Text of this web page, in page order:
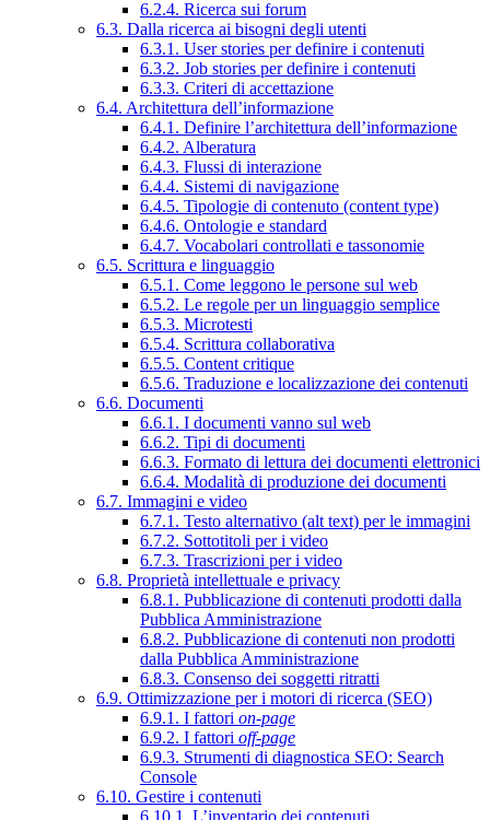
6.2.4. Ricerca sui forum
6.3. Dalla ricerca ai bisogni degli utenti
6.3.1. User stories per definire i contenuti
6.3.2. Job stories per definire i contenuti
6.3.3. Criteri di accettazione
6.4. Architettura dell’informazione
6.4.1. Definire l’architettura dell’informazione
6.4.2. Alberatura
6.4.3. Flussi di interazione
6.4.4. Sistemi di navigazione
6.4.5. Tipologie di contenuto (content type)
6.4.6. Ontologie e standard
6.4.7. Vocabolari controllati e tassonomie
6.5. Scrittura e linguaggio
6.5.1. Come leggono le persone sul web
6.5.2. Le regole per un linguaggio semplice
6.5.3. Microtesti
6.5.4. Scrittura collaborativa
6.5.5. Content critique
6.5.6. Traduzione e localizzazione dei contenuti
6.6. Documenti
6.6.1. I documenti vanno sul web
6.6.2. Tipi di documenti
6.6.3. Formato di lettura dei documenti elettronici
6.6.4. Modalità di produzione dei documenti
6.7. Immagini e video
6.7.1. Testo alternativo (alt text) per le immagini
6.7.2. Sottotitoli per i video
6.7.3. Trascrizioni per i video
6.8. Proprietà intellettuale e privacy
6.8.1. Pubblicazione di contenuti prodotti dalla
Pubblica Amministrazione
6.8.2. Pubblicazione di contenuti non prodotti
dalla Pubblica Amministrazione
6.8.3. Consenso dei soggetti ritratti
6.9. Ottimizzazione per i motori di ricerca (SEO)
6.9.1. I fattori on-page
6.9.2. I fattori off-page
6.9.3. Strumenti di diagnostica SEO: Search
Console
6.10. Gestire i contenuti
6.10.1. L’inventario dei contenuti